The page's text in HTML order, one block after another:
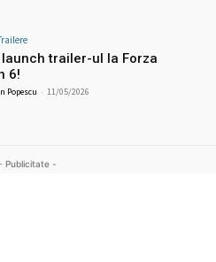
trailer-ul la Forza
6!
Popescu - 11/05/2026
Publicitate -